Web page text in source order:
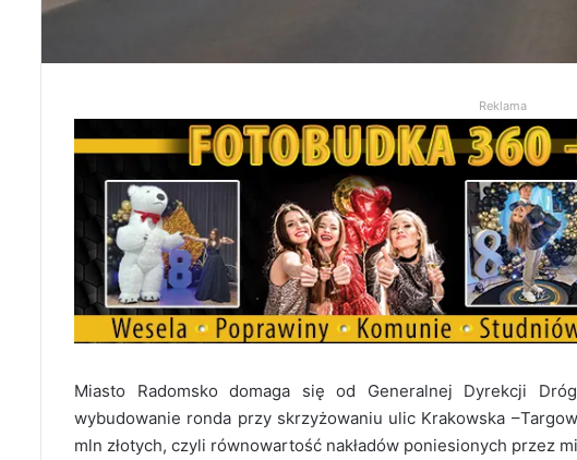
Reklama
Miasto Radomsko domaga się od Generalnej Dyrekcji
wybudowanie ronda przy skrzyżowaniu ulic Krakowska
mln złotych, czyli równowartość nakładów poniesionych przez